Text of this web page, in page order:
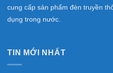
cung cấp sản phẩm đèn truyền
dụng trong nước.
TIN MỚI NHẤT